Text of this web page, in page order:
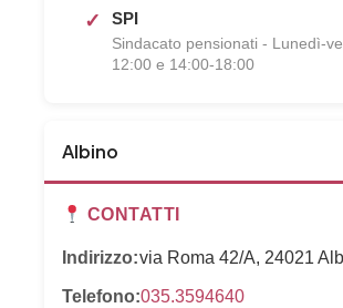
SPI
Sindacato pensionati - Lunedì-
12:00 e 14:00-18:00
Albino
CONTATTI
Indirizzo:via Roma 42/A, 24021
Telefono:035.3594640